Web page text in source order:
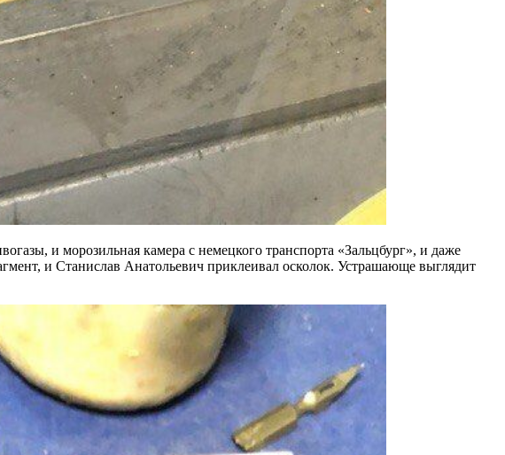
и морозильная камера с немецкого транспорта «Зальцбург», и даже
и Станислав Анатольевич приклеивал осколок. Устрашающе выглядит